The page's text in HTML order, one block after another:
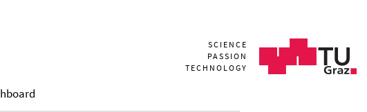
SCIENCE
PASSION
TECHNOLOGY